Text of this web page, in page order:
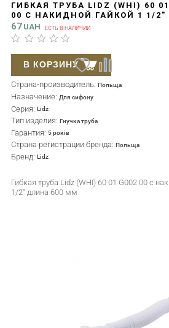
ГИБКАЯ ТРУБА LIDZ (WHI) 60 01
00 С НАКИДНОЙ ГАЙКОЙ 1 1/
67 UAH ЕСТЬ В НАЛИЧИИ
Страна-производитель: Польща
Назначение: Для сифону
Серия: Lidz
Тип изделия: Гнучка труба
Гарантия: 5 років
Страна регистрации бренда: Польща
Бренд: Lidz
Гибкая труба Lidz (WHI) 60 01 G002 00 с
1/2" длина 600 мм
В КОРЗИНУ